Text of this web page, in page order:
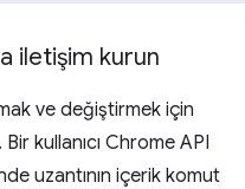
iletişim kurun
ve değiştirmek için
Bir kullanıcı Chrome API
uzantının içerik komut